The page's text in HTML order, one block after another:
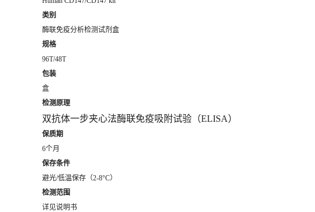
类别
酶联免疫分析检测试剂盒
规格
96T/48T
包装
盒
检测原理
双抗体一步夹心法酶联免疫吸附试验（ELISA）
保质期
6个月
保存条件
避光/低温保存（2-8°C）
检测范围
详见说明书